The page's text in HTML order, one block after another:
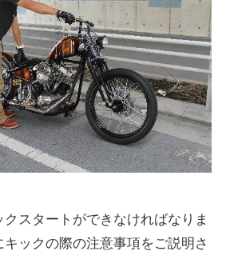
スタートができなければなりま
ックの際の注意事項をご説明さ